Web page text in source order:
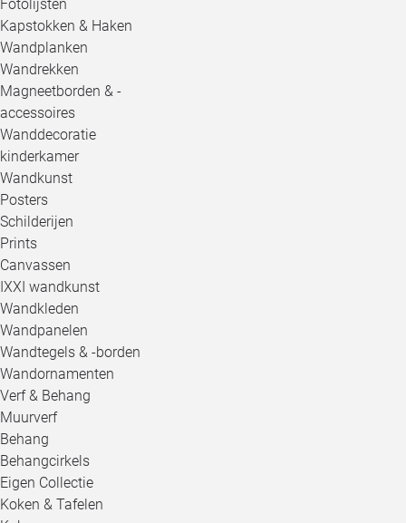
Fotolijsten
Kapstokken & Haken
Wandplanken
Wandrekken
Magneetborden & -
accessoires
Wanddecoratie
kinderkamer
Wandkunst
Posters
Schilderijen
Prints
Canvassen
IXXI wandkunst
Wandkleden
Wandpanelen
Wandtegels & -borden
Wandornamenten
Verf & Behang
Muurverf
Behang
Behangcirkels
Eigen Collectie
Koken & Tafelen